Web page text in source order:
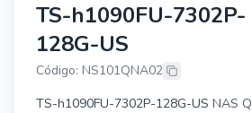
QNAP TS-h1090FU-
TS-h1090FU-7302P-
128G-US
Código: NS101QNA02
TS-h1090FU-7302P-128G-US NAS